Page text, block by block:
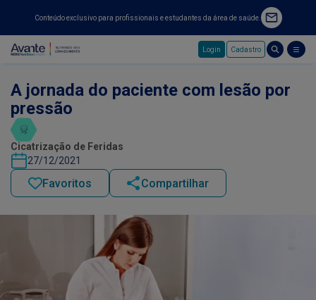
Conteúdo exclusivo para profissionais e estudantes da área de saúde.
Login Cadastro
A jornada do paciente com lesão por
pressão
Cicatrização de Feridas
27/12/2021
Favoritos Compartilhar